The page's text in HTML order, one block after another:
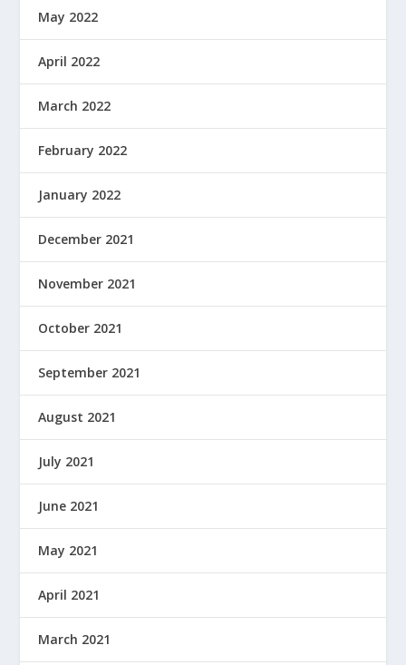
May 2022
April 2022
March 2022
February 2022
January 2022
December 2021
November 2021
October 2021
September 2021
August 2021
July 2021
June 2021
May 2021
April 2021
March 2021